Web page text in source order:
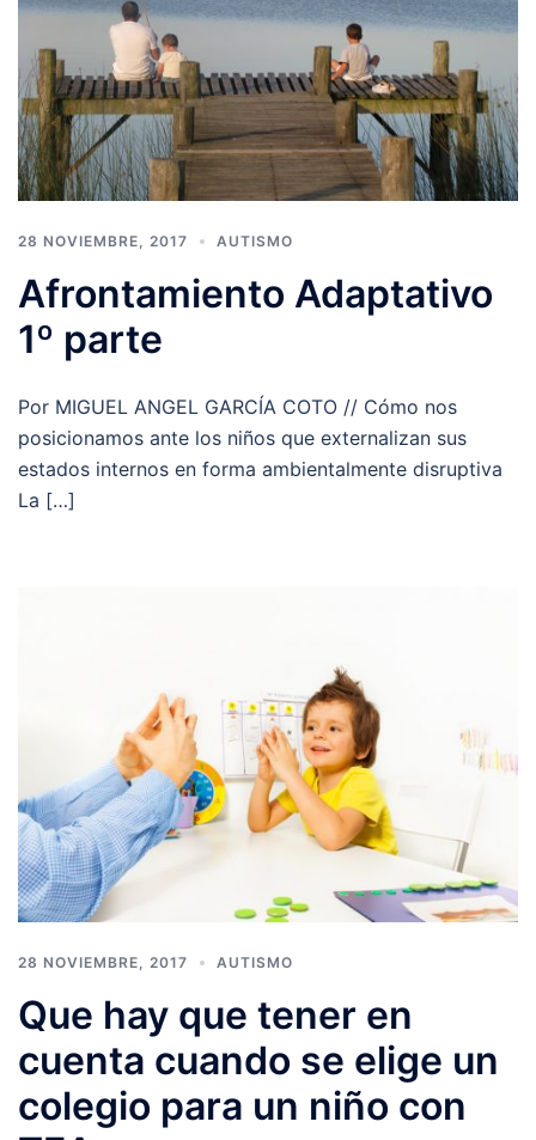
28 NOVIEMBRE, 2017 AUTISMO
Afrontamiento Adaptativo
1º parte
Por MIGUEL ANGEL GARCÍA COTO // Cómo nos
posicionamos ante los niños que externalizan sus
estados internos en forma ambientalmente disruptiva
La […]
28 NOVIEMBRE, 2017 AUTISMO
Que hay que tener en
cuenta cuando se elige un
colegio para un niño con